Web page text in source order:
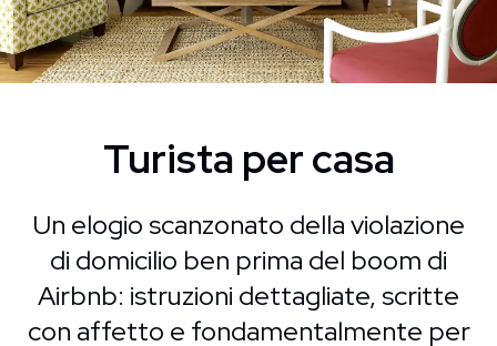
Turista per casa
Un elogio scanzonato della violazione
di domicilio ben prima del boom di
Airbnb: istruzioni dettagliate, scritte
con affetto e fondamentalmente per